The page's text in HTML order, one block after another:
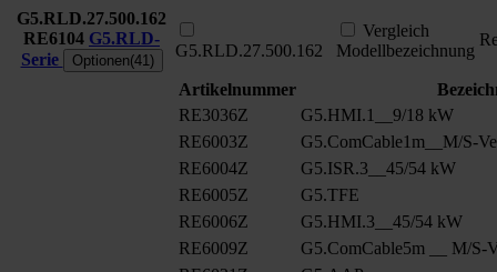
G5.RLD.27.500.162
RE6104 G5.RLD-
Serie
Optionen(41)
G5.RLD.27.500.162
Vergleich
Modellbezeichnung
Artikelnummer
RE3036Z
G5.HMI.1__9/18 kW
RE6003Z
G5.ComCable1m__M/S-
RE6004Z
G5.ISR.3__45/54 kW
RE6005Z
G5.TFE
RE6006Z
G5.HMI.3__45/54 kW
RE6009Z
G5.ComCable5m __ M/S-